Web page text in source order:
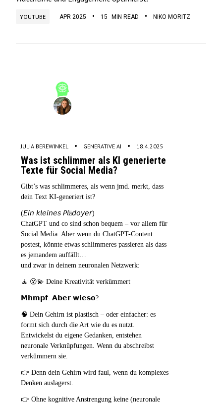
YOUTUBE APR 2025 • 15 MIN READ • NIKO MORITZ
JULIA BEREWINKEL • GENERATIVE AI • 18.4.2025
Was ist schlimmer als KI generierte
Texte für Social Media?
Gibt’s was schlimmeres, als wenn jmd. merkt, dass
dein Text KI-generiert ist?
(𝘌𝘪𝘯 𝘬𝘭𝘦𝘪𝘯𝘦𝘴 𝘗𝘭ä𝘥𝘰𝘺𝘦𝘳)
ChatGPT und co sind schon bequem – vor allem für
Social Media. Aber wenn du ChatGPT-Content
postest, könnte etwas schlimmeres passieren als dass
es jemandem auffällt…
und zwar in deinem neuronalen Netzwerk:
🧘 😵💫 Deine Kreativität verkümmert
𝗠𝗵𝗺𝗽𝗳. 𝗔𝗯𝗲𝗿 𝘄𝗶𝗲𝘀𝗼?
🧠 Dein Gehirn ist plastisch – oder einfacher: es
formt sich durch die Art wie du es nutzt.
Entwickelst du eigene Gedanken, entstehen
neuronale Verknüpfungen. Wenn du abschreibst
verkümmern sie.
👉 Denn dein Gehirn wird faul, wenn du komplexes
Denken auslagerst.
👉 Ohne kognitive Anstrengung keine (neuronale